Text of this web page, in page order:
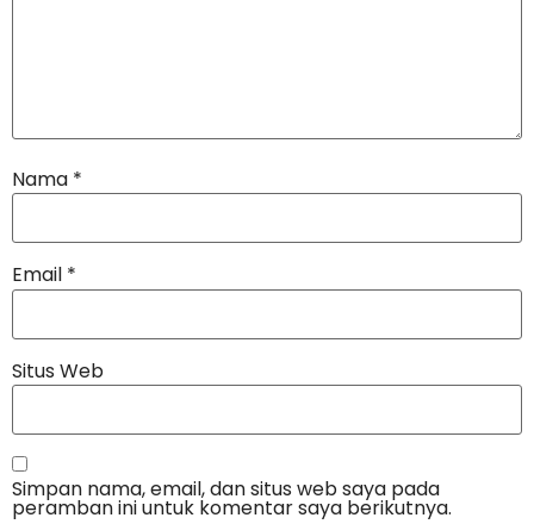
Nama *
Email *
Situs Web
Simpan nama, email, dan situs web saya pada
peramban ini untuk komentar saya berikutnya.